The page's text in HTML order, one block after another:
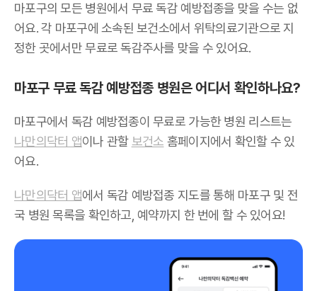
마포구의 모든 병원에서 무료 독감 예방접종을 맞을 수는 없
어요. 각 마포구에 소속된 보건소에서 위탁의료기관으로 지
정한 곳에서만 무료로 독감주사를 맞을 수 있어요.
마포구 무료 독감 예방접종 병원은 어디서 확인하나요?
마포구에서 독감 예방접종이 무료로 가능한 병원 리스트는
나만의닥터 앱이나 관할보건소 홈페이지에서 확인할 수 있
어요.
나만의닥터 앱에서 독감 예방접종 지도를 통해 마포구 및 전
국 병원 목록을 확인하고, 예약까지 한 번에 할 수 있어요!